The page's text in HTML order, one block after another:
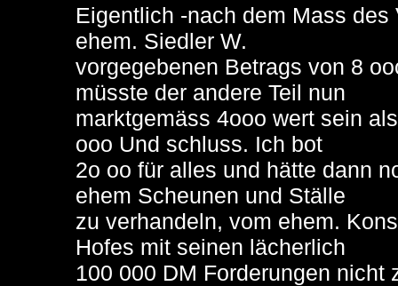
Eigentlich -nach dem Mass des
ehem. Siedler W.
vorgegebenen Betrags von 8
müsste der andere Teil nun
marktgemäss 4ooo wert sein
ooo Und schluss. Ich bot
2o oo für alles und hätte dann
ehem Scheunen und Ställe
zu verhandeln, vom ehem.
Hofes mit seinen lächerlich
100 000 DM Forderungen nicht